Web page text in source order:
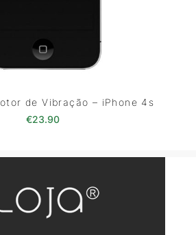
de Vibração – iPhone 4s
€23.90